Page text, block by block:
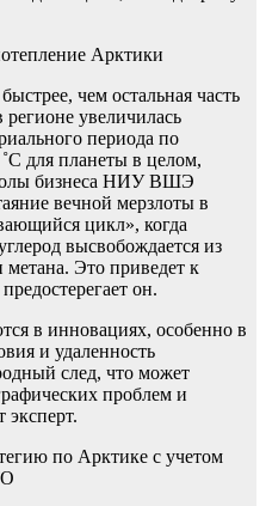
Арктики
чем остальная часть
регионе увеличилась
периода по
для планеты в целом,
бизнеса НИУ ВШЭ
вечной мерзлоты в
цикл», когда
высвобождается из
метана. Это приведет к
он.
в инновациях, особенно в
и удаленность
след, что может
проблем и
по Арктике с учетом